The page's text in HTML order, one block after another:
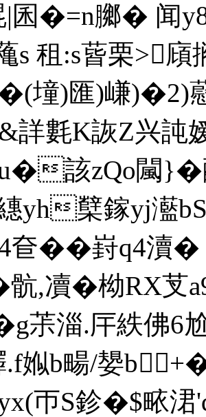
|囷�=n膷� 闻
s 租:s蒈栗>
墥)匯)嵰)�2)
氀K詼Z兴訰嫒
該zQo闏}�
yh櫱鎵yj
奆��崶q4瀆
骯,凟�柪RX
茮淄.厈紩佛6
.f娰b畼/嫢
帀S鉁�$畩涒